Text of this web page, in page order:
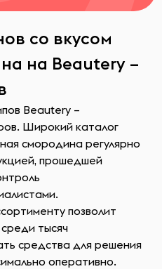
со вкусом
на Beautery –
Beautery –
Широкий каталог
смородина регулярно
прошедшей
позволит
тысяч
средства для решения
оперативно.